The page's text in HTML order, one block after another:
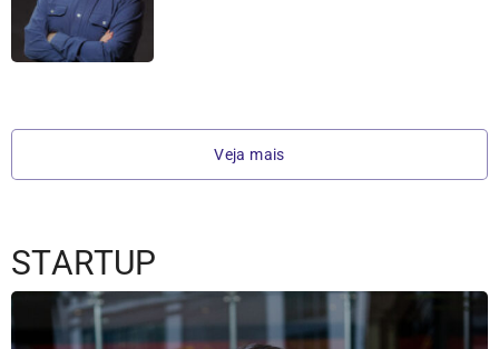
Veja mais
STARTUP